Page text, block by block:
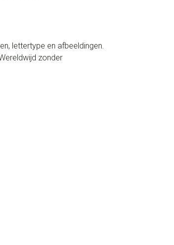
lettertype en afbeeldingen.
zonder